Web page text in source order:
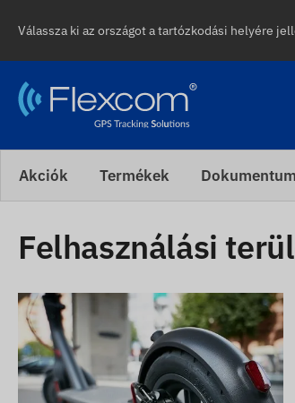
Válassza ki az országot a tartózkodási helyére
Akciók Termékek
Felhasználási